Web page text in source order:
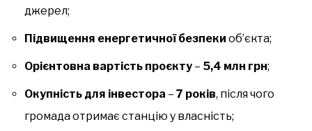
джерел;
Підвищення енергетичної безпеки об’єкта;
Орієнтовна вартість проєкту – 5,4 млн грн;
Окупність для інвестора – 7 років, після чого
громада отримає станцію у власність;